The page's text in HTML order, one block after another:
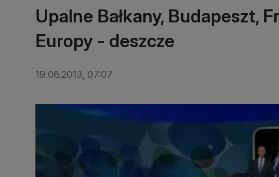
Upalne Bałkany, Budapeszt,
Europy - deszcze
19.06.2013, 07:07